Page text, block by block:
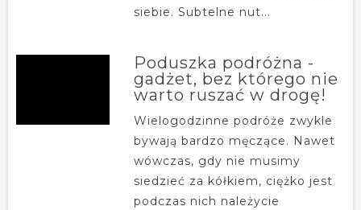
siebie. Subtelne nut...
Poduszka podróżna -
gadżet, bez którego nie
warto ruszać w drogę!
Wielogodzinne podróże zwykle
bywają bardzo męczące. Nawet
wówczas, gdy nie musimy
siedzieć za kółkiem, ciężko jest
podczas nich należycie